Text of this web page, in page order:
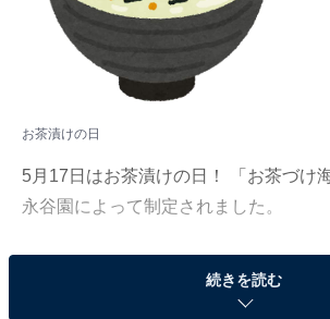
お茶漬けの日
5月17日はお茶漬けの日！ 「お茶づけ
永谷園によって制定されました。
今回は「お茶づけ海苔」に入れるのは
都人の「お茶漬けでも」の真意など、
続きを読む